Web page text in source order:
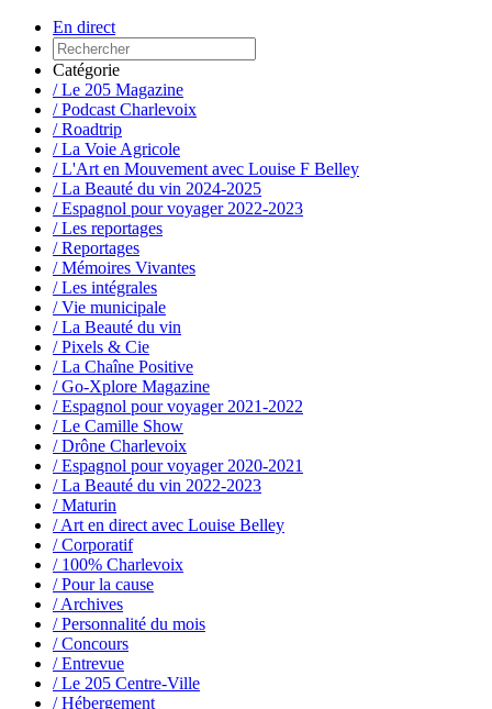
En direct
Catégorie
/ Le 205 Magazine
/ Podcast Charlevoix
/ Roadtrip
/ La Voie Agricole
/ L'Art en Mouvement avec Louise F Belley
/ La Beauté du vin 2024-2025
/ Espagnol pour voyager 2022-2023
/ Les reportages
/ Reportages
/ Mémoires Vivantes
/ Les intégrales
/ Vie municipale
/ La Beauté du vin
/ Pixels & Cie
/ La Chaîne Positive
/ Go-Xplore Magazine
/ Espagnol pour voyager 2021-2022
/ Le Camille Show
/ Drône Charlevoix
/ Espagnol pour voyager 2020-2021
/ La Beauté du vin 2022-2023
/ Maturin
/ Art en direct avec Louise Belley
/ Corporatif
/ 100% Charlevoix
/ Pour la cause
/ Archives
/ Personnalité du mois
/ Concours
/ Entrevue
/ Le 205 Centre-Ville
/ Hébergement